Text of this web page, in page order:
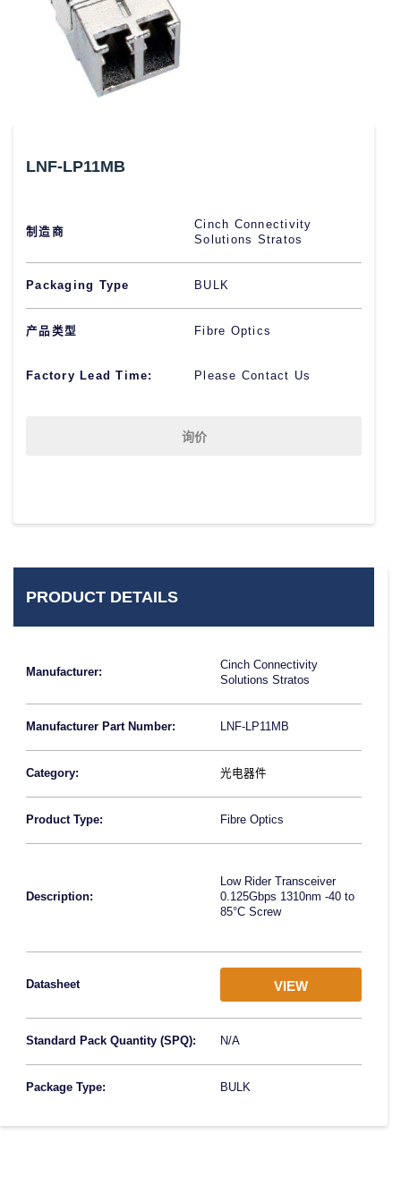
LNF-LP11MB
制造商
Cinch Connectivity
Solutions Stratos
Packaging Type BULK
产品类型 Fibre Optics
Factory Lead Time: Please Contact Us
询价
PRODUCT DETAILS
Manufacturer:
Cinch Connectivity
Solutions Stratos
Manufacturer Part Number: LNF-LP11MB
Category: 光电器件
Product Type: Fibre Optics
Description:
Low Rider Transceiver
0.125Gbps 1310nm -40 to
85°C Screw
Datasheet VIEW
Standard Pack Quantity (SPQ): N/A
Package Type: BULK